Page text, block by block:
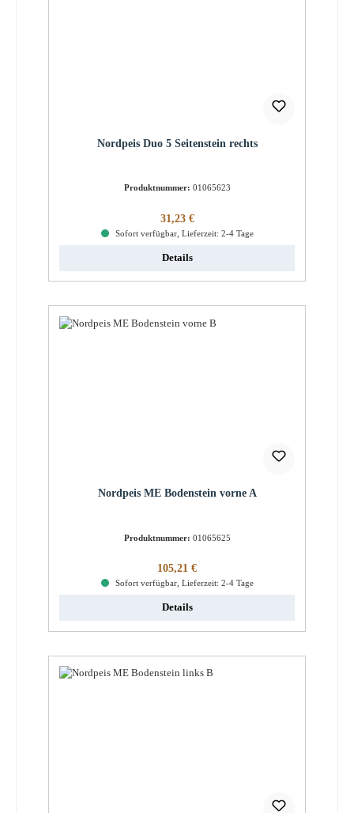
Nordpeis Duo 5 Seitenstein rechts
Produktnummer: 01065623
Regulärer Preis:
31,23 €
Sofort verfügbar, Lieferzeit: 2-4 Tage
Details
Nordpeis ME Bodenstein vorne A
Produktnummer: 01065625
Regulärer Preis:
105,21 €
Sofort verfügbar, Lieferzeit: 2-4 Tage
Details